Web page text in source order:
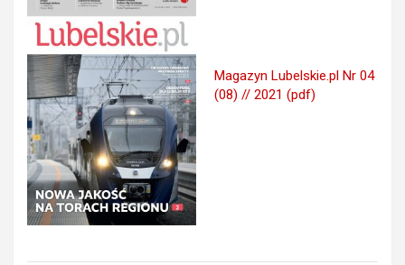
Magazyn Lubelskie.pl Nr 04
(08) // 2021 (pdf)